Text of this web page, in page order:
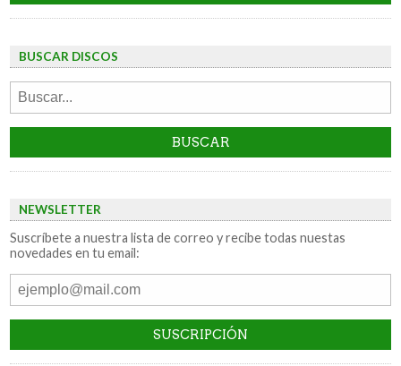
BUSCAR DISCOS
NEWSLETTER
Suscríbete a nuestra lista de correo y recibe todas nuestas
novedades en tu email: